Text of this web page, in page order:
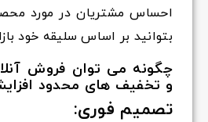
احساس مشتریان در مورد
بتوانید بر اساس سلیقه خود
چگونه می توان فروش
و تخفیف های محدود
تصمیم فوری: